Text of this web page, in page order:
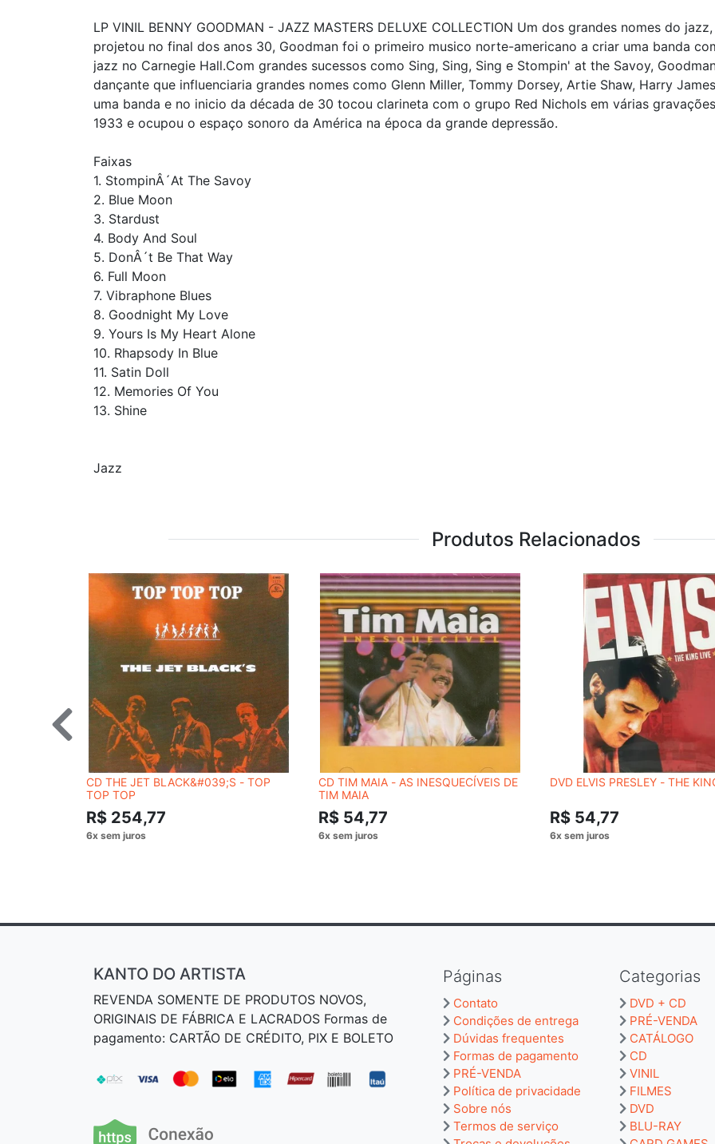
LP VINIL BENNY GOODMAN - JAZZ MASTERS DELUXE COLLECTION Um dos grandes nomes do
projetou no final dos anos 30, Goodman foi o primeiro musico norte-americano a criar uma banda
jazz no Carnegie Hall.Com grandes sucessos como Sing, Sing, Sing e Stompin' at the Savoy,
dançante que influenciaria grandes nomes como Glenn Miller, Tommy Dorsey, Artie Shaw, Harry
uma banda e no inicio da década de 30 tocou clarineta com o grupo Red Nichols em várias
1933 e ocupou o espaço sonoro da América na época da grande depressão.
Faixas
1. StompinÂ´At The Savoy
2. Blue Moon
3. Stardust
4. Body And Soul
5. DonÂ´t Be That Way
6. Full Moon
7. Vibraphone Blues
8. Goodnight My Love
9. Yours Is My Heart Alone
10. Rhapsody In Blue
11. Satin Doll
12. Memories Of You
13. Shine
Jazz
Produtos Relacionados
CD THE JET BLACK&#039;S ‎- TOP
TOP TOP
R$ 254,77
CD TIM MAIA - AS INESQUECÍVEIS DE
TIM MAIA
R$ 54,77
DVD ELVIS PRESLEY - THE
R$ 54,77
Páginas
Contato
Condições de entrega
Dúvidas frequentes
Formas de pagamento
PRÉ-VENDA
Política de privacidade
Sobre nós
Termos de serviço
Categorias
DVD + CD
PRÉ-VENDA
CATÁLOGO
CD
VINIL
FILMES
DVD
BLU-RAY
KANTO DO ARTISTA
REVENDA SOMENTE DE PRODUTOS NOVOS,
ORIGINAIS DE FÁBRICA E LACRADOS Formas de
pagamento: CARTÃO DE CRÉDITO, PIX E BOLETO